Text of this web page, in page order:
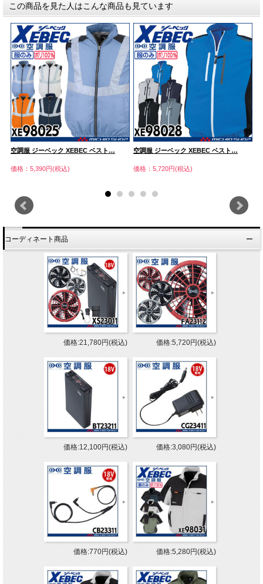
この商品を見た人はこんな商品も見ています
空調服 ジーベック XEBEC ベスト…
価格：5,390円(税込)
空調服 ジーベック XEBEC ベスト…
価格：5,720円(税込)
コーディネート商品
価格:21,780円(税込) 価格:5,720円(税込)
価格:12,100円(税込) 価格:3,080円(税込)
価格:770円(税込) 価格:5,280円(税込)